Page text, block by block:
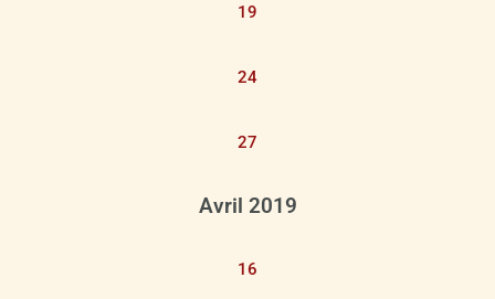
19
24
27
Avril 2019
16